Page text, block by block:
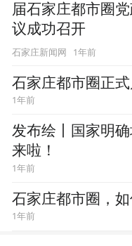
届石家庄都市圈
议成功召开
石家庄新闻网 1年前
石家庄都市圈正
1年前
发布绘丨国家明
来啦！
1年前
石家庄都市圈，
1年前